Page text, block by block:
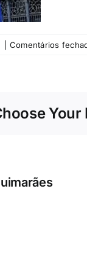
Comentários
Your